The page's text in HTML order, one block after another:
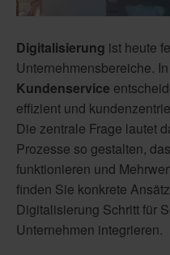
Digitalisierung ist heute
Unternehmensbereiche. In
Kundenservice
effizient und
Die zentrale Frage lautet
Prozesse so gestalten,
funktionieren und
finden Sie konkrete
Digitalisierung Schritt für
Unternehmen integrieren.